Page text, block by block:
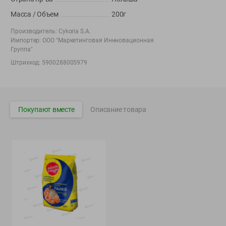
Вакансии 👋
Корпоративный сайт Green
соглашения
Фрунзенского района г. Минска + 375 17 272 73 84 .
Номер и адрес электронной почты лица, уполномоченного
продавцом рассматривать обращения покупателей о нарушении их
прав, предусмотренных законодательством о защите прав
потребителей: +375 44 560-60-61, shop@green-dostavka.by.
Масса / Объем
200г
Производитель: Cykoria S.A.
Импортер: ООО "Маркетинговая Иннновационная
Группа"
Штрихкод: 5900288005979
Покупают вместе Описание товара